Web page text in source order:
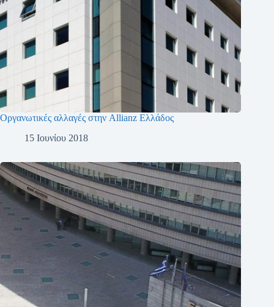
Οργανωτικές αλλαγές στην Allianz Ελλάδος
15 Ιουνίου 2018